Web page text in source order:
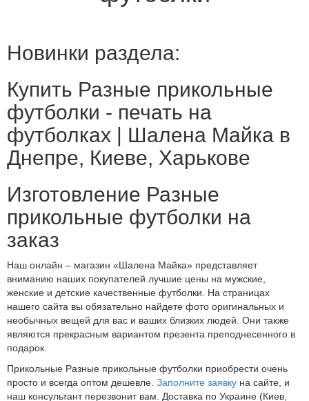
Новинки раздела:
Купить Разные прикольные
футболки - печать на
футболках | Шалена Майка в
Днепре, Киеве, Харькове
Изготовление Разные
прикольные футболки на
заказ
Наш онлайн – магазин «Шалена Майка» представляет
вниманию наших покупателей лучшие цены на мужские,
женские и детские качественные футболки. На страницах
нашего сайта вы обязательно найдете фото оригинальных и
необычных вещей для вас и ваших близких людей. Они также
являются прекрасным вариантом презента преподнесенного в
подарок.
Прикольные Разные прикольные футболки приобрести очень
просто и всегда оптом дешевле. Заполните заявку на сайте, и
наш консультант перезвонит вам. Доставка по Украине (Киев,